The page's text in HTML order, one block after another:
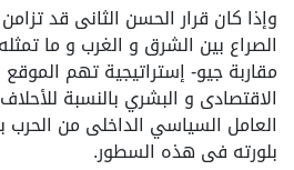
وإذا كان قرار الحسن الثانى قد
الصراع بين الشرق و الغرب و ما
مقاربة جيو- إستراتيجية تهم
الاقتصادى و البشري بالنسبة
العامل السياسي الداخلى من الحرب
بلورته فى هذه السطور.